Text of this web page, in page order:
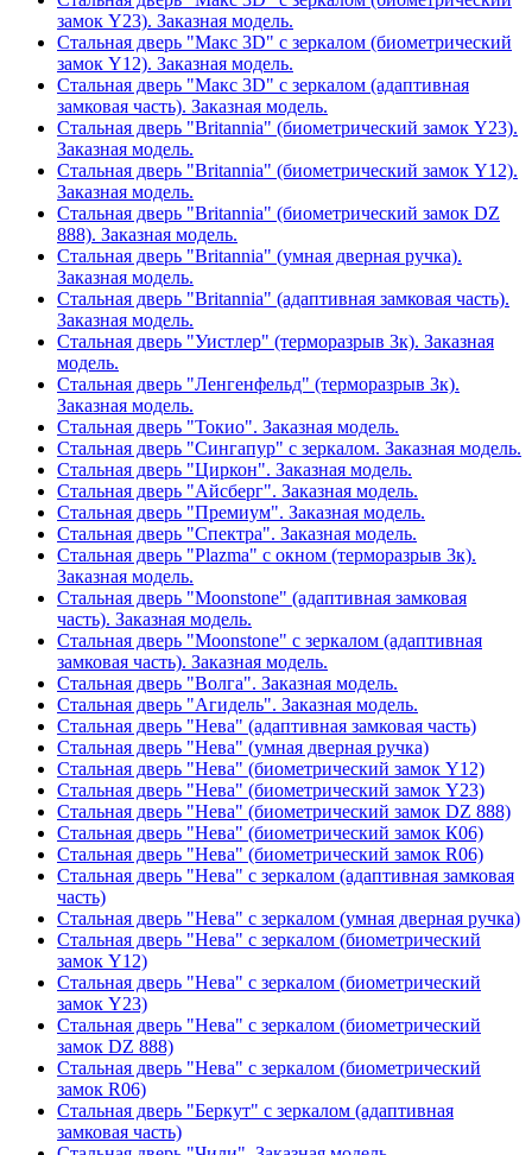
замок Y23). Заказная модель.
Стальная дверь "Макс 3D" с зеркалом (биометрический
замок Y12). Заказная модель.
Стальная дверь "Макс 3D" с зеркалом (адаптивная
замковая часть). Заказная модель.
Стальная дверь "Britannia" (биометрический замок Y23).
Заказная модель.
Стальная дверь "Britannia" (биометрический замок Y12).
Заказная модель.
Стальная дверь "Britannia" (биометрический замок DZ
888). Заказная модель.
Стальная дверь "Britannia" (умная дверная ручка).
Заказная модель.
Стальная дверь "Britannia" (адаптивная замковая часть).
Заказная модель.
Стальная дверь "Уистлер" (терморазрыв 3к). Заказная
модель.
Стальная дверь "Ленгенфельд" (терморазрыв 3к).
Заказная модель.
Стальная дверь "Токио". Заказная модель.
Стальная дверь "Сингапур" с зеркалом. Заказная модель.
Стальная дверь "Циркон". Заказная модель.
Стальная дверь "Айсберг". Заказная модель.
Стальная дверь "Премиум". Заказная модель.
Стальная дверь "Спектра". Заказная модель.
Стальная дверь "Plazma" с окном (терморазрыв 3к).
Заказная модель.
Стальная дверь "Moonstone" (адаптивная замковая
часть). Заказная модель.
Стальная дверь "Moonstone" с зеркалом (адаптивная
замковая часть). Заказная модель.
Стальная дверь "Волга". Заказная модель.
Стальная дверь "Агидель". Заказная модель.
Стальная дверь "Нева" (адаптивная замковая часть)
Стальная дверь "Нева" (умная дверная ручка)
Стальная дверь "Нева" (биометрический замок Y12)
Стальная дверь "Нева" (биометрический замок Y23)
Стальная дверь "Нева" (биометрический замок DZ 888)
Стальная дверь "Нева" (биометрический замок К06)
Стальная дверь "Нева" (биометрический замок R06)
Стальная дверь "Нева" с зеркалом (адаптивная замковая
часть)
Стальная дверь "Нева" с зеркалом (умная дверная ручка)
Стальная дверь "Нева" с зеркалом (биометрический
замок Y12)
Стальная дверь "Нева" с зеркалом (биометрический
замок Y23)
Стальная дверь "Нева" с зеркалом (биометрический
замок DZ 888)
Стальная дверь "Нева" с зеркалом (биометрический
замок R06)
Стальная дверь "Беркут" с зеркалом (адаптивная
замковая часть)